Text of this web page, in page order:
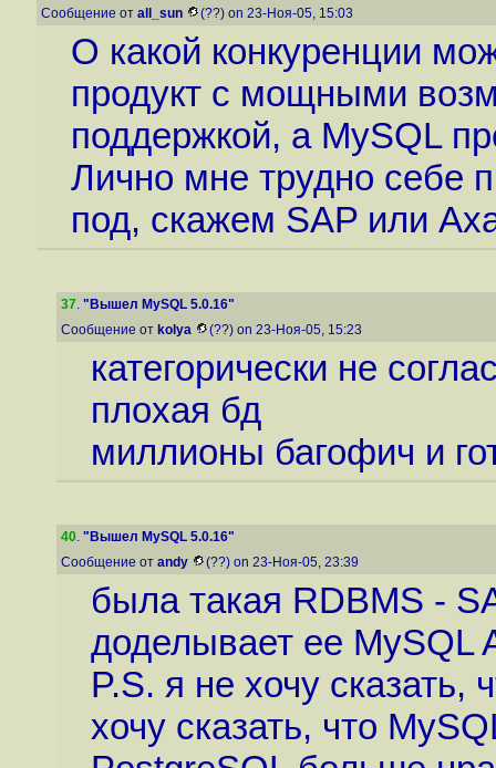
Сообщение от all_sun (??) on 23-Ноя-05, 15:03
О какой конкуренции
продукт с мощными
поддержкой, а MySQL
Лично мне трудно себе
под, скажем SAP или
37. "Вышел MySQL 5.0.16"
Сообщение от kolya (??) on 23-Ноя-05, 15:23
категорически не
плохая бд
миллионы багофич и
40. "Вышел MySQL 5.0.16"
Сообщение от andy (??) on 23-Ноя-05, 23:39
была такая RDBMS -
доделывает ее MySQL
P.S. я не хочу
хочу сказать, что